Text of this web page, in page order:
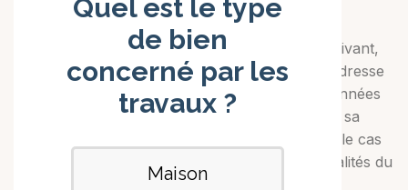
rectification, de modification et d’opposition à
l’ensemble de ses données personnelles en écrivant,
par courrier et en justifiant de son identité, à l’adresse
suivante : contact@theperfectlead.com. Ces données
personnelles sont nécessaires au traitement de sa
Commande et à l’établissement de ses factures le cas
échéant, ainsi qu’à l’amélioration des fonctionnalités du